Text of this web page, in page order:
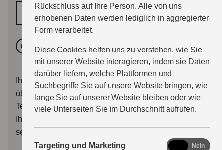
Rückschluss auf Ihre Person. Alle von uns
erhobenen Daten werden lediglich in aggregierter
Form verarbeitet.
Diese Cookies helfen uns zu verstehen, wie Sie
mit unserer Website interagieren, indem sie Daten
darüber liefern, welche Plattformen und
Suchbegriffe Sie auf unsere Website bringen, wie
lange Sie auf unserer Website bleiben oder wie
viele Unterseiten Sie im Durchschnitt aufrufen.
Targeting und Marketing
marketing
Nein
Wunschtermin
Vormittags Nachmittags
Ihr Terminwunsch wird dem Händler mit Ihrer Anfrage
übermittelt. Sie erhalten im Anschluss entweder eine
Terminbestätigung, oder der Händler wird sich mit
Ihnen zwecks Terminalternativen in Verbindung
setzen.